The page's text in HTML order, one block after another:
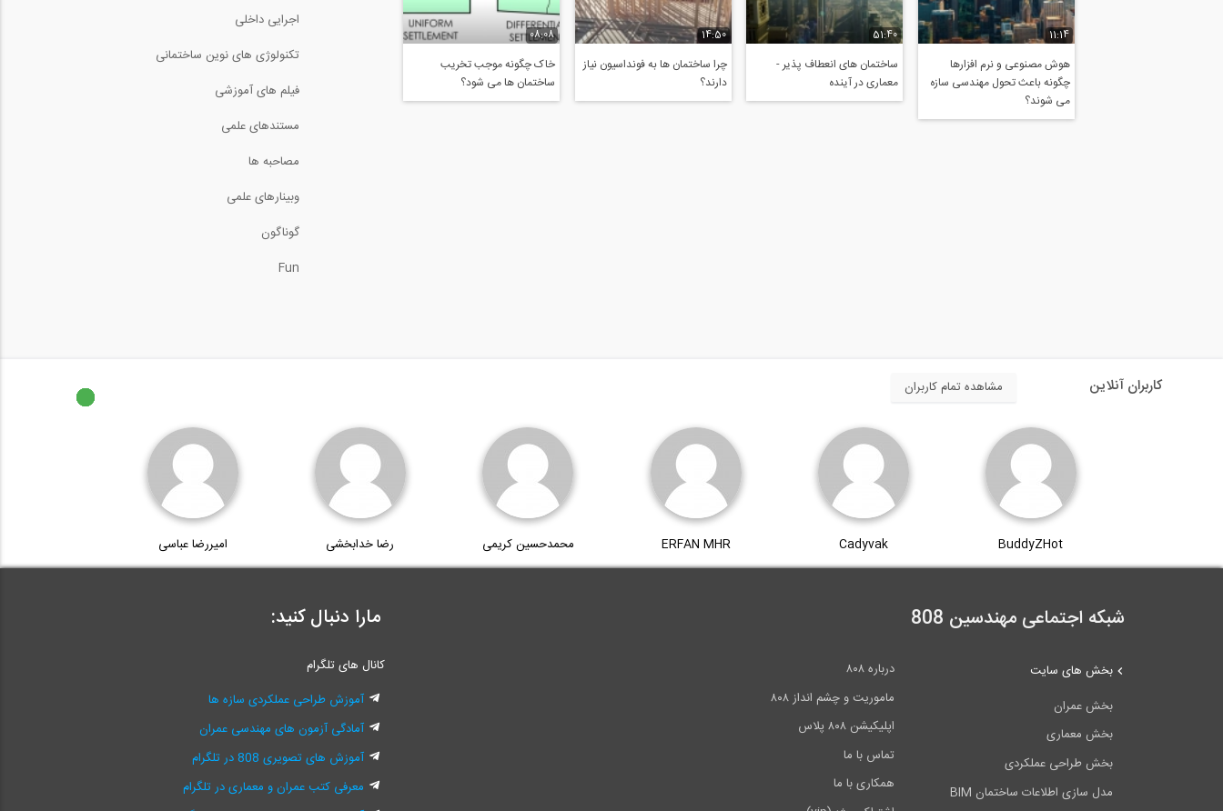
11:14
هوش مصنوعی و نرم افزارها
چگونه باعث تحول مهندسی سازه
می شوند؟
51:40
ساختمان های انعطاف پذیر -
معماری در آینده
14:50
چرا ساختمان ها به فونداسیون نیاز
دارند؟
08:08
خاک چگونه موجب تخریب
ساختمان ها می شود؟
نرم افزار...
بخشی از فیلم آموزش مدل
28:20
بارگذاری لرزه ای اتوماتیک در
اجرایی داخلی
تکنولوژی های نوین ساختمانی
فیلم های آموزشی
مستندهای علمی
مصاحبه ها
وبینارهای علمی
گوناگون
Fun
کاربران آنلاین مشاهده تمام کاربران
BuddyZHot
Cadyvak
ERFAN MHR محمدحسین کریمی رضا خدابخشی امیررضا عباسی
شبکه اجتماعی مهندسین 808
درباره ۸۰۸
ماموریت و چشم انداز ۸۰۸
اپلیکیشن ۸۰۸ پلاس
تماس با ما
همکاری با ما
بخش های سایت
بخش عمران
بخش معماری
بخش طراحی عملکردی
مدل سازی اطلاعات ساختمان BIM
مارا دنبال کنید:
کانال های تلگرام
آموزش طراحی عملکردی سازه ها
آمادگی آزمون های مهندسی عمران
آموزش های تصویری 808 در تلگرام
معرفی کتب عمران و معماری در تلگرام